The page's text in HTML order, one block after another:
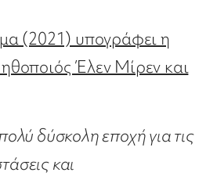
(2021) υπογράφει η
Έλεν Μίρεν και
δύσκολη εποχή για τις
και